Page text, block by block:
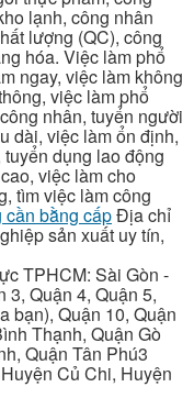
lạnh, công nhân
lượng (QC), công
hóa. Việc làm phổ
ngay, việc làm không
việc làm phổ
nhân, tuyển người
dài, việc làm ổn định,
dụng lao động
việc làm cho
tìm việc làm công
cần bằng cấpĐịa chỉ
sản xuất uy tín,
TPHCM: Sài Gòn -
3, Quận 4, Quận 5,
bạn), Quận 10, Quận
Thạnh, Quận Gò
Quận Tân Phú3
Củ Chi, Huyện